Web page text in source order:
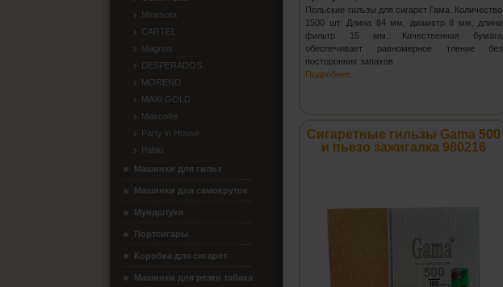
Польские гильзы для сигарет Гама. Количество
1500 шт. Длина 84 мм, диаметр 8 мм, длина
фильтр 15 мм. Качественная бумага
обеспечивает равномерное тление без
посторонних запахов
Подробнее...
Сигаретные гильзы Gama 500
и пьезо зажигалка 980216
Minesota
CARTEL
Magnus
DESPERADOS
MORENO
MAXI GOLD
Mascotte
Party in House
Pablo
Машинки для гильз
Машинки для самокруток
Мундштуки
Портсигары
Коробка для сигарет
Машинки для резки табака